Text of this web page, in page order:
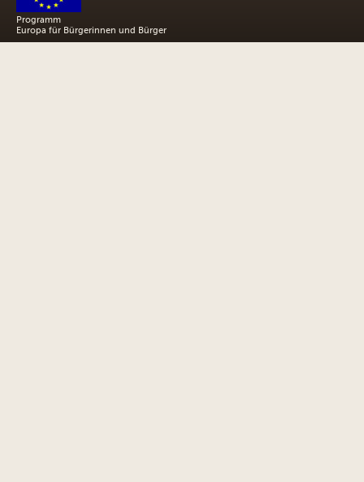
Programm
Europa für Bürgerinnen und Bürger